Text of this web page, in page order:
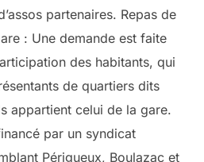
partenaires. Repas de
: Une demande est faite
des habitants, qui
de quartiers dits
appartient celui de la gare.
par un syndicat
Périgueux, Boulazac et